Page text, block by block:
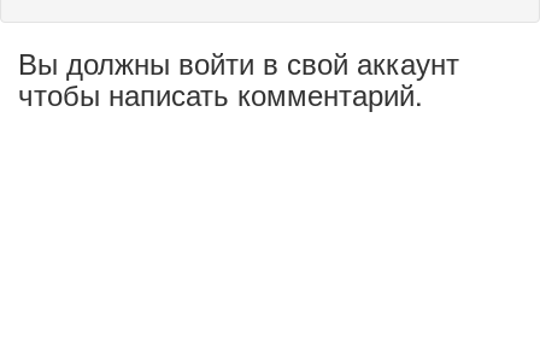
Вы должны войти в свой аккаунт
чтобы написать комментарий.